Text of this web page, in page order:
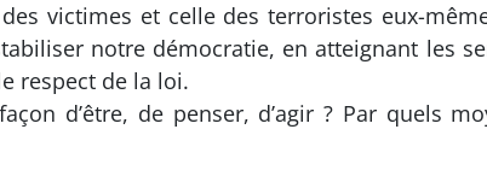
victimes et celle des terroristes eux-
notre démocratie, en atteignant les
respect de la loi.
d’être, de penser, d’agir ? Par quels